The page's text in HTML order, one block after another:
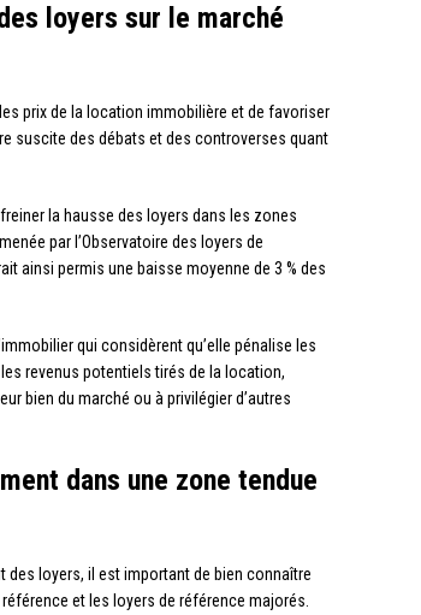
loyers sur le marché
prix de la location immobilière et de favoriser
suscite des débats et des controverses quant
la hausse des loyers dans les zones
par l’Observatoire des loyers de
ainsi permis une baisse moyenne de 3 % des
qui considèrent qu’elle pénalise les
revenus potentiels tirés de la location,
bien du marché ou à privilégier d’autres
dans une zone tendue
des loyers, il est important de bien connaître
et les loyers de référence majorés.